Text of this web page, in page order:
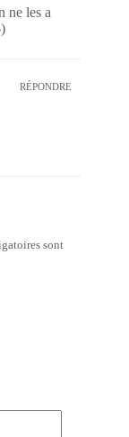
ne les a
RÉPONDRE
sont